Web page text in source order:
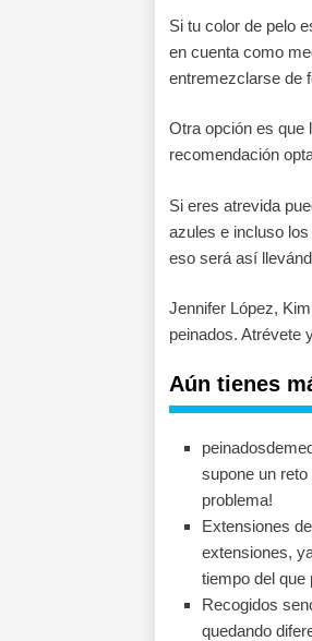
Si tu color de pelo
en cuenta como
entremezclarse de
Otra opción es que
recomendación
Si eres atrevida
azules e incluso
eso será así
Jennifer López,
peinados. Atrévete
Aún tienes
supone un
problema!
Extensiones
extensiones,
tiempo del que
Recogidos
quedando